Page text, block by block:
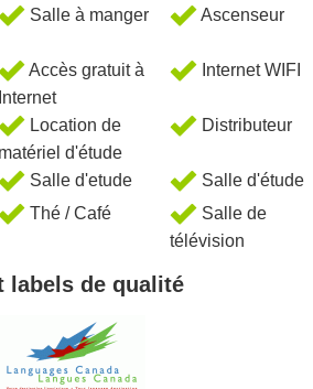
Salle à manger Ascenseur
Accès gratuit à
Internet
Internet WIFI
Location de
matériel d'étude
Distributeur
Salle d'etude
Salle d'étude
Thé / Café
Salle de
télévision
labels de qualité